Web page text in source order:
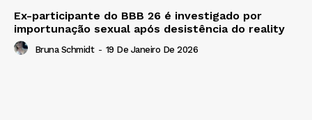
Ex-participante do BBB 26 é investigado por
importunação sexual após desistência do reality
Bruna Schmidt - 19 De Janeiro De 2026